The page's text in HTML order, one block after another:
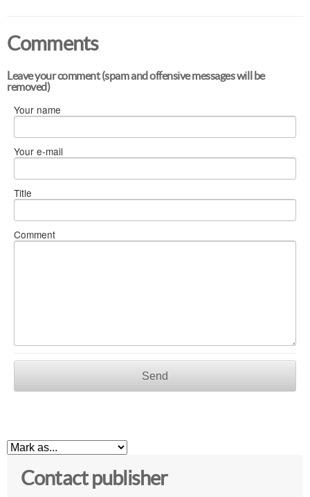
Comments
Leave your comment (spam and offensive messages will be
removed)
Your name
Your e-mail
Title
Comment
Send
Contact publisher